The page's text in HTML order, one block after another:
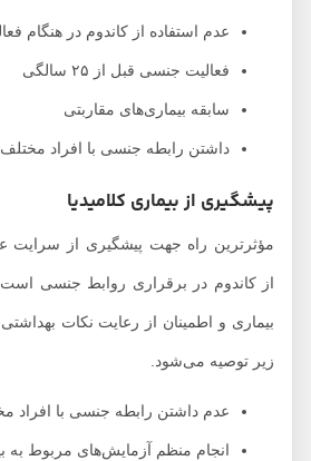
عدم استفاده از کاندوم در هنگام
فعالیت جنسی قبل از ۲۵ سالگی
سابقه بیماری‌های مقاربتی
داشتن رابطه جنسی با افراد مختلف
پیشگیری از بیماری کلامیدیا
مؤثرترین راه جهت پیشگیری از سرایت عفونت
از کاندوم در برقراری روابط جنسی است.
بیماری و اطمینان از رعایت نکات بهداشتی
زیر توصیه می‌شود.
عدم داشتن رابطه جنسی با افراد مختلف
انجام منظم آزمایش‌های مربوط به